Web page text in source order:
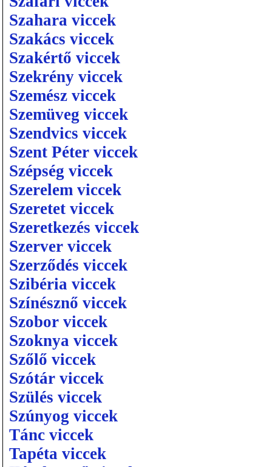
Szahara viccek
Szakács viccek
Szakértő viccek
Szekrény viccek
Szemész viccek
Szemüveg viccek
Szendvics viccek
Szent Péter viccek
Szépség viccek
Szerelem viccek
Szeretet viccek
Szeretkezés viccek
Szerver viccek
Szerződés viccek
Szibéria viccek
Színésznő viccek
Szobor viccek
Szoknya viccek
Szőlő viccek
Szótár viccek
Szülés viccek
Szúnyog viccek
Tánc viccek
Tapéta viccek